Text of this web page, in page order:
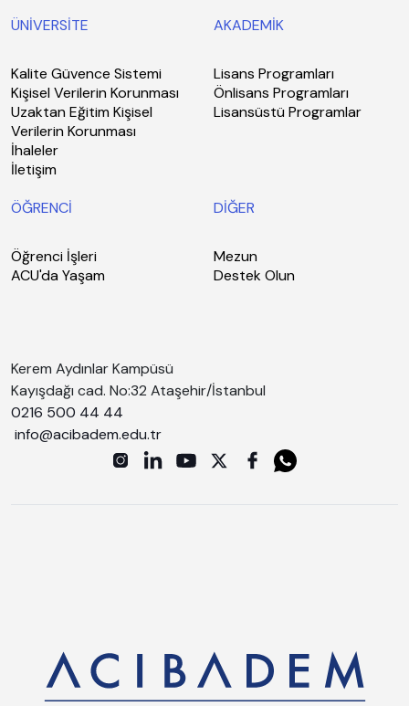
ÜNİVERSİTE
Kalite Güvence Sistemi
Kişisel Verilerin Korunması
Uzaktan Eğitim Kişisel
Verilerin Korunması
İhaleler
İletişim
AKADEMİK
Lisans Programları
Önlisans Programları
Lisansüstü Programlar
ÖĞRENCİ
Öğrenci İşleri
ACU'da Yaşam
DİĞER
Mezun
Destek Olun
Kerem Aydınlar Kampüsü
Kayışdağı cad. No:32 Ataşehir/İstanbul
0216 500 44 44
info@acibadem.edu.tr